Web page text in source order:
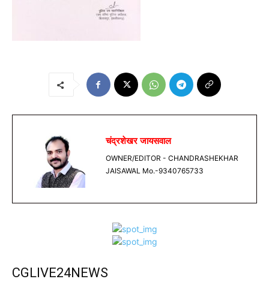
चंद्रशेखर जायसवाल
OWNER/EDITOR - CHANDRASHEKHAR
JAISAWAL Mo.-9340765733
CGLIVE24NEWS